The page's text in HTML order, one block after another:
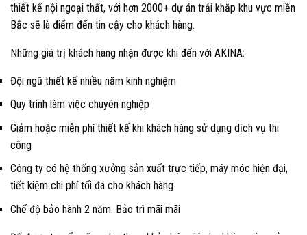
thiết kế nội ngoại thất, với hơn 2000+ dự án trải khắp khu vực miền
Bắc sẽ là điểm đến tin cậy cho khách hàng.
Những giá trị khách hàng nhận được khi đến với AKINA:
Đội ngũ thiết kế nhiều năm kinh nghiệm
Quy trình làm việc chuyên nghiệp
Giảm hoặc miễn phí thiết kế khi khách hàng sử dụng dịch vụ thi
công
Công ty có hệ thống xưởng sản xuất trực tiếp, máy móc hiện đại,
tiết kiệm chi phí tối đa cho khách hàng
Chế độ bảo hành 2 năm. Bảo trì mãi mãi